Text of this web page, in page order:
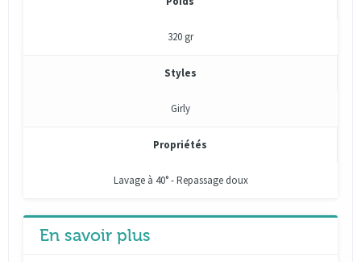
320 gr
Styles
Girly
Propriétés
Lavage à 40° - Repassage doux
En savoir plus